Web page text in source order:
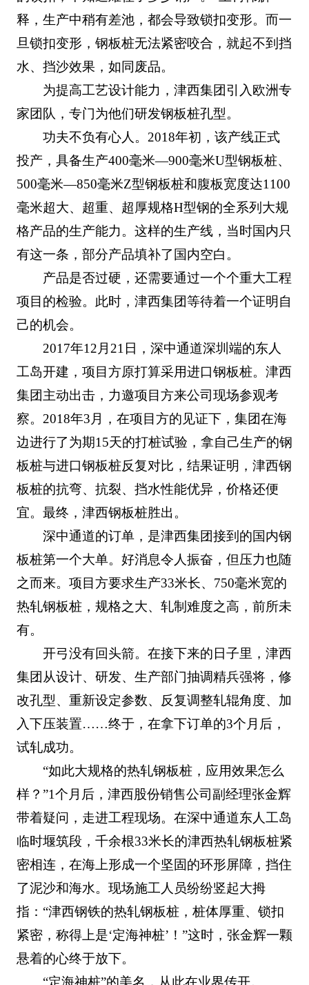
释，生产中稍有差池，都会导致锁扣变形。而一
旦锁扣变形，钢板桩无法紧密咬合，就起不到挡
水、挡沙效果，如同废品。
为提高工艺设计能力，津西集团引入欧洲专
家团队，专门为他们研发钢板桩孔型。
功夫不负有心人。2018年初，该产线正式
投产，具备生产400毫米—900毫米U型钢板桩、
500毫米—850毫米Z型钢板桩和腹板宽度达1100
毫米超大、超重、超厚规格H型钢的全系列大规
格产品的生产能力。这样的生产线，当时国内只
有这一条，部分产品填补了国内空白。
产品是否过硬，还需要通过一个个重大工程
项目的检验。此时，津西集团等待着一个证明自
己的机会。
2017年12月21日，深中通道深圳端的东人
工岛开建，项目方原打算采用进口钢板桩。津西
集团主动出击，力邀项目方来公司现场参观考
察。2018年3月，在项目方的见证下，集团在海
边进行了为期15天的打桩试验，拿自己生产的钢
板桩与进口钢板桩反复对比，结果证明，津西钢
板桩的抗弯、抗裂、挡水性能优异，价格还便
宜。最终，津西钢板桩胜出。
深中通道的订单，是津西集团接到的国内钢
板桩第一个大单。好消息令人振奋，但压力也随
之而来。项目方要求生产33米长、750毫米宽的
热轧钢板桩，规格之大、轧制难度之高，前所未
有。
开弓没有回头箭。在接下来的日子里，津西
集团从设计、研发、生产部门抽调精兵强将，修
改孔型、重新设定参数、反复调整轧辊角度、加
入下压装置……终于，在拿下订单的3个月后，
试轧成功。
“如此大规格的热轧钢板桩，应用效果怎么
样？”1个月后，津西股份销售公司副经理张金辉
带着疑问，走进工程现场。在深中通道东人工岛
临时堰筑段，千余根33米长的津西热轧钢板桩紧
密相连，在海上形成一个坚固的环形屏障，挡住
了泥沙和海水。现场施工人员纷纷竖起大拇
指：“津西钢铁的热轧钢板桩，桩体厚重、锁扣
紧密，称得上是‘定海神桩’！”这时，张金辉一颗
悬着的心终于放下。
“定海神桩”的美名，从此在业界传开。